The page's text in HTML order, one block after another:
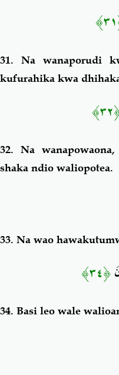
31. Na wanaporudi
kufurahika kwa
32. Na
shaka ndio waliopotea.
33. Na wao
﴿٣٤﴾
34. Basi leo wale